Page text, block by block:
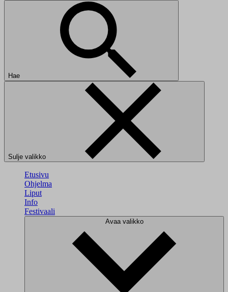
Hae
Sulje valikko
Etusivu
Ohjelma
Liput
Info
Festivaali
Avaa valikko